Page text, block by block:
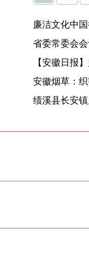
廉洁文化中
【安徽日报
安徽烟草：